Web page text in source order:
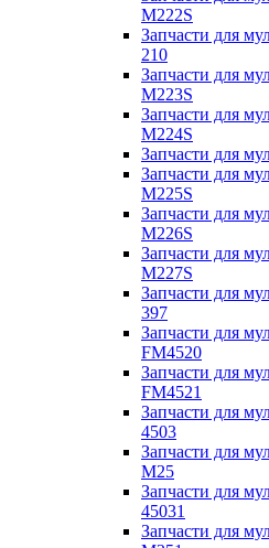
M222S
Запчасти для
210
Запчасти для
M223S
Запчасти для
M224S
Запчасти для
Запчасти для
M225S
Запчасти для
M226S
Запчасти для
M227S
Запчасти для
397
Запчасти для
FM4520
Запчасти для
FM4521
Запчасти для
4503
Запчасти для
M25
Запчасти для
45031
Запчасти для